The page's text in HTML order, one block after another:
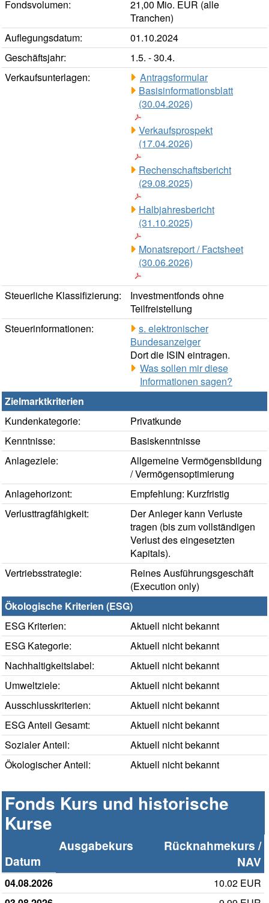
Fondsvolumen:
21,00 Mio. EUR (alle
Tranchen)
Auflegungsdatum:
01.10.2024
Geschäftsjahr:
1.5. - 30.4.
Verkaufsunterlagen:
Antragsformular
Basisinformationsblatt
(30.04.2026)
Verkaufsprospekt
(17.04.2026)
Rechenschaftsbericht
(29.08.2025)
Halbjahresbericht
(31.10.2025)
Monatsreport / Factsheet
(30.06.2026)
Steuerliche Klassifizierung:
Investmentfonds ohne
Teilfreistellung
Steuerinformationen:
s. elektronischer
Bundesanzeiger
Dort die ISIN eintragen.
Was sollen mir diese
Informationen sagen?
Zielmarktkriterien
Kundenkategorie:
Privatkunde
Kenntnisse:
Basiskenntnisse
Anlageziele:
Allgemeine Vermögensbildung
/ Vermögensoptimierung
Anlagehorizont:
Empfehlung: Kurzfristig
Verlusttragfähigkeit:
Der Anleger kann Verluste
tragen (bis zum vollständigen
Verlust des eingesetzten
Kapitals).
Vertriebsstrategie:
Reines Ausführungsgeschäft
(Execution only)
Ökologische Kriterien (ESG)
ESG Kriterien:
Aktuell nicht bekannt
ESG Kategorie:
Aktuell nicht bekannt
Nachhaltigkeitslabel:
Aktuell nicht bekannt
Umweltziele:
Aktuell nicht bekannt
Ausschlusskriterien:
Aktuell nicht bekannt
ESG Anteil Gesamt:
Aktuell nicht bekannt
Sozialer Anteil:
Aktuell nicht bekannt
Ökologischer Anteil:
Aktuell nicht bekannt
Fonds Kurs und historische
Kurse
Datum
Ausgabekurs
Rücknahmekurs /
NAV
04.08.2026
10.02 EUR